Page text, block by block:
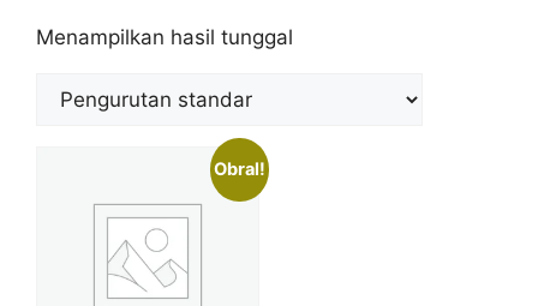
Menampilkan hasil tunggal
Obral!